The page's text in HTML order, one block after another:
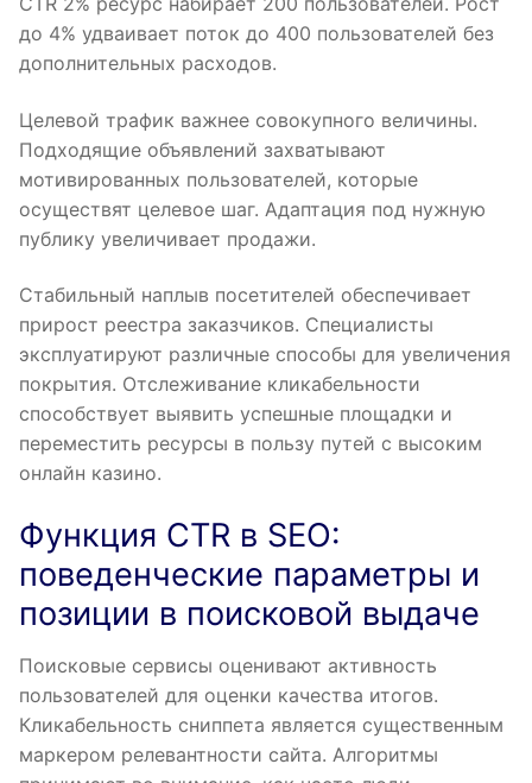
до 4% удваивает поток до 400 пользователей без
дополнительных расходов.
Целевой трафик важнее совокупного величины.
Подходящие объявлений захватывают
мотивированных пользователей, которые
осуществят целевое шаг. Адаптация под нужную
публику увеличивает продажи.
Стабильный наплыв посетителей обеспечивает
прирост реестра заказчиков. Специалисты
эксплуатируют различные способы для увеличения
покрытия. Отслеживание кликабельности
способствует выявить успешные площадки и
переместить ресурсы в пользу путей с высоким
онлайн казино.
Функция CTR в SEO:
поведенческие параметры и
позиции в поисковой выдаче
Поисковые сервисы оценивают активность
пользователей для оценки качества итогов.
Кликабельность сниппета является существенным
маркером релевантности сайта. Алгоритмы